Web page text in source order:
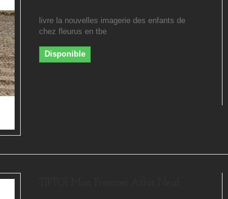
livre la nouvelles imagerie des enfants de
chez fleurus en tbe
Disponible